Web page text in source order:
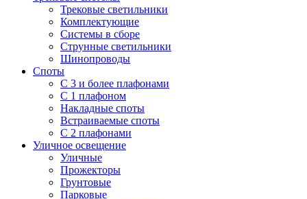
Трековые светильники
Комплектующие
Системы в сборе
Струнные светильники
Шинопроводы
Споты
С 3 и более плафонами
С 1 плафоном
Накладные споты
Встраиваемые споты
С 2 плафонами
Уличное освещение
Уличные
Прожекторы
Грунтовые
Парковые